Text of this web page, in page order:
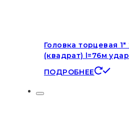
Головка торцевая
(квадрат) l=76м
ПОДРОБНЕЕ